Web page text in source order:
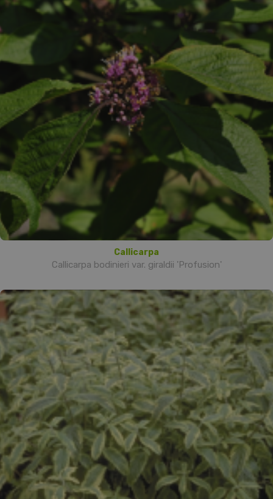
Callicarpa
Callicarpa bodinieri var. giraldii 'Profusion'